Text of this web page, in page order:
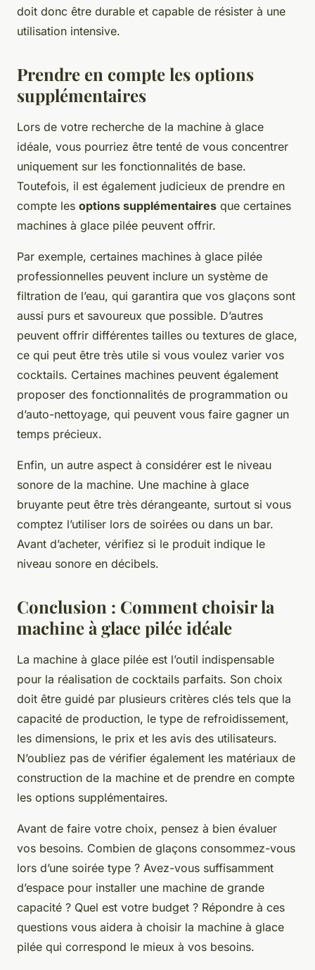
doit donc être durable et capable de résister à une
utilisation intensive.
Prendre en compte les options
supplémentaires
Lors de votre recherche de la machine à glace
idéale, vous pourriez être tenté de vous concentrer
uniquement sur les fonctionnalités de base.
Toutefois, il est également judicieux de prendre en
compte les options supplémentaires que certaines
machines à glace pilée peuvent offrir.
Par exemple, certaines machines à glace pilée
professionnelles peuvent inclure un système de
filtration de l’eau, qui garantira que vos glaçons sont
aussi purs et savoureux que possible. D’autres
peuvent offrir différentes tailles ou textures de glace,
ce qui peut être très utile si vous voulez varier vos
cocktails. Certaines machines peuvent également
proposer des fonctionnalités de programmation ou
d’auto-nettoyage, qui peuvent vous faire gagner un
temps précieux.
Enfin, un autre aspect à considérer est le niveau
sonore de la machine. Une machine à glace
bruyante peut être très dérangeante, surtout si vous
comptez l’utiliser lors de soirées ou dans un bar.
Avant d’acheter, vérifiez si le produit indique le
niveau sonore en décibels.
Conclusion : Comment choisir la
machine à glace pilée idéale
La machine à glace pilée est l’outil indispensable
pour la réalisation de cocktails parfaits. Son choix
doit être guidé par plusieurs critères clés tels que la
capacité de production, le type de refroidissement,
les dimensions, le prix et les avis des utilisateurs.
N’oubliez pas de vérifier également les matériaux de
construction de la machine et de prendre en compte
les options supplémentaires.
Avant de faire votre choix, pensez à bien évaluer
vos besoins. Combien de glaçons consommez-vous
lors d’une soirée type ? Avez-vous suffisamment
d’espace pour installer une machine de grande
capacité ? Quel est votre budget ? Répondre à ces
questions vous aidera à choisir la machine à glace
pilée qui correspond le mieux à vos besoins.